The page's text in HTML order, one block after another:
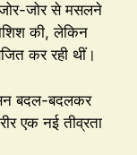
जोर से मसलने
की, लेकिन
कर रही थीं।
बदल-बदलकर
एक नई तीव्रता